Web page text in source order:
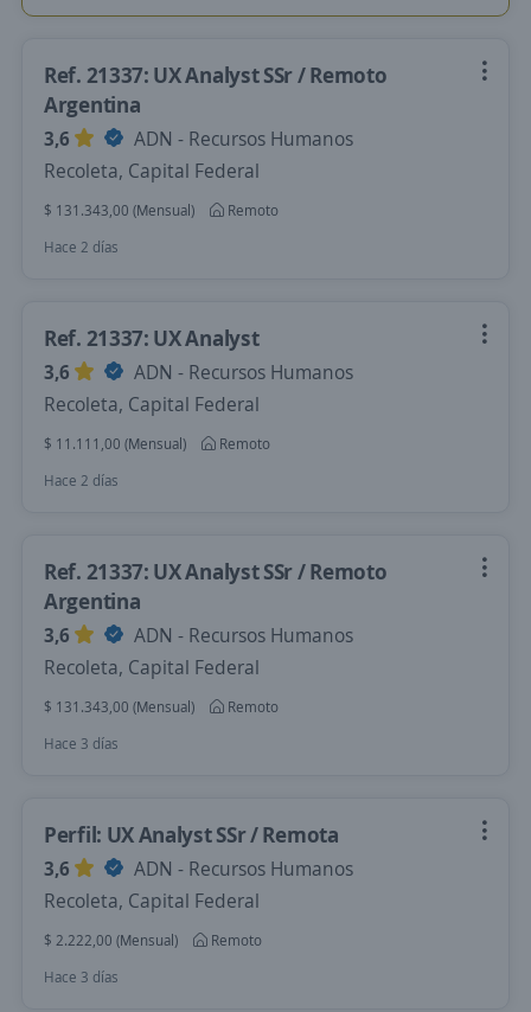
Ref. 21337: UX Analyst SSr / Remoto
Argentina
3,6
ADN - Recursos Humanos
Recoleta, Capital Federal
$ 131.343,00 (Mensual)
Remoto
Hace 2 días
Ref. 21337: UX Analyst
3,6
ADN - Recursos Humanos
Recoleta, Capital Federal
$ 11.111,00 (Mensual)
Remoto
Hace 2 días
Ref. 21337: UX Analyst SSr / Remoto
Argentina
3,6
ADN - Recursos Humanos
Recoleta, Capital Federal
$ 131.343,00 (Mensual)
Remoto
Hace 3 días
Perfil: UX Analyst SSr / Remota
3,6
ADN - Recursos Humanos
Recoleta, Capital Federal
$ 2.222,00 (Mensual)
Remoto
Hace 3 días